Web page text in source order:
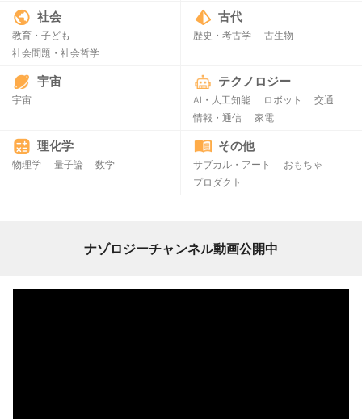
社会
教育・子ども
社会問題・社会哲学
古代
歴史・考古学 古生物
宇宙
宇宙
テクノロジー
AI・人工知能 ロボット
交通
情報・通信
家電
理化学
物理学 量子論 数学
その他
サブカル・アート
おもちゃ
プロダクト
ナゾロジーチャンネル動画公開中